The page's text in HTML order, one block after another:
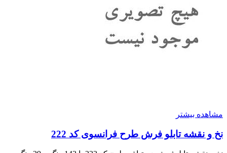
مشاهده بیشتر
نخ و نقشه تابلو فرش طرح فرانسوی کد 222